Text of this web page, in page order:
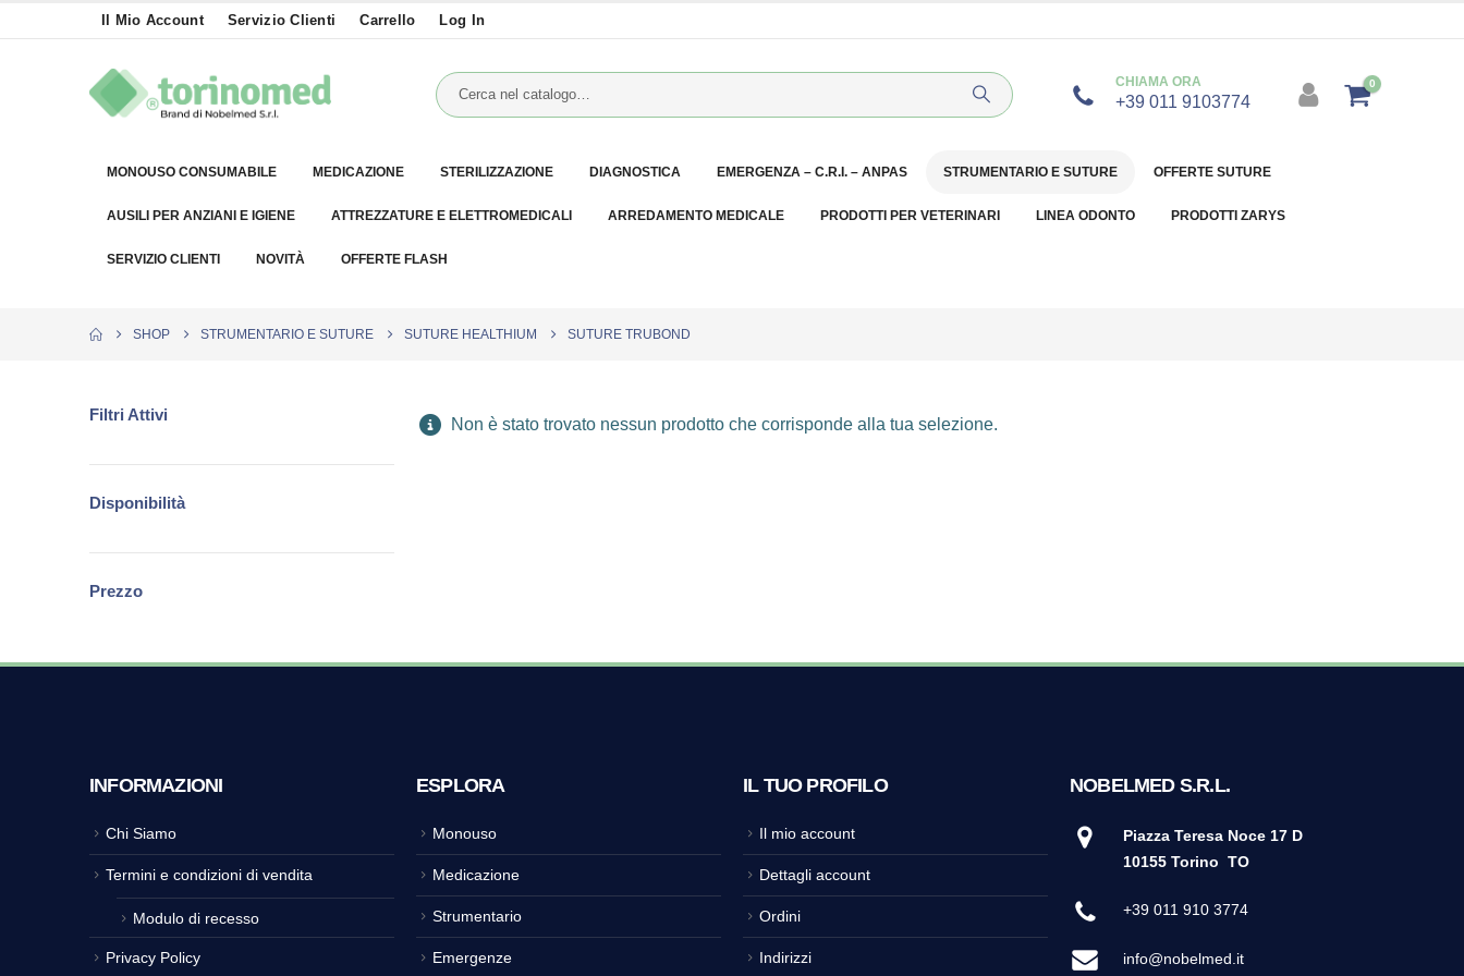
Il Mio Account Servizio Clienti Carrello Log In
CHIAMA ORA
+39 011 9103774
0
MONOUSO CONSUMABILE MEDICAZIONE STERILIZZAZIONE DIAGNOSTICA EMERGENZA – C.R.I. – ANPAS STRUMENTARIO E SUTURE OFFERTE SUTURE
AUSILI PER ANZIANI E IGIENE ATTREZZATURE E ELETTROMEDICALI ARREDAMENTO MEDICALE PRODOTTI PER VETERINARI LINEA ODONTO PRODOTTI ZARYS
SERVIZIO CLIENTI NOVITÀ OFFERTE FLASH
SHOP STRUMENTARIO E SUTURE SUTURE HEALTHIUM SUTURE TRUBOND
Non è stato trovato nessun prodotto che corrisponde alla tua selezione.
Filtri Attivi
Disponibilità
Prezzo
INFORMAZIONI
Chi Siamo
Termini e condizioni di vendita
Modulo di recesso
Privacy Policy
ESPLORA
Monouso
Medicazione
Strumentario
Emergenze
IL TUO PROFILO
Il mio account
Dettagli account
Ordini
Indirizzi
NOBELMED S.R.L.
Piazza Teresa Noce 17 D
10155 Torino TO
+39 011 910 3774
info@nobelmed.it